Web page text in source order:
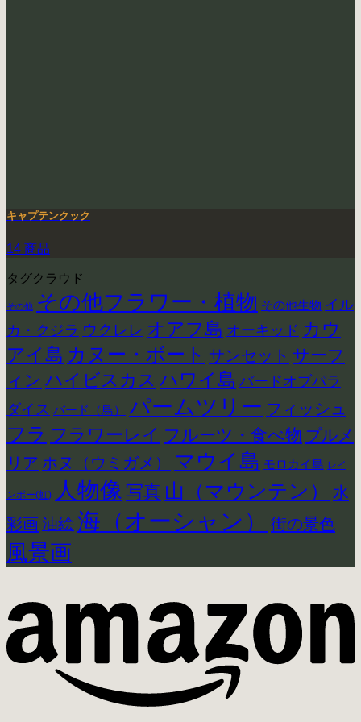
キャプテンクック
14 商品
タグクラウド
その他 その他フラワー・植物 その他生物 イル
カ・クジラ ウクレレ オアフ島 オーキッド カウ
アイ島 カヌー・ボート サンセット サーフ
ィン ハイビスカス ハワイ島 バードオブパラ
ダイス バード（鳥） パームツリー フィッシュ
フラ フラワーレイ フルーツ・食べ物 プルメ
リア ホヌ（ウミガメ） マウイ島 モロカイ島 レイ
ンボー(虹) 人物像 写真 山（マウンテン）
水
彩画油絵海（オーシャン） 街の景色
風景画